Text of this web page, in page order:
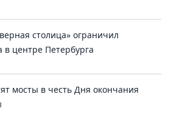
столица» ограничил
центре Петербурга
мосты в честь Дня окончания